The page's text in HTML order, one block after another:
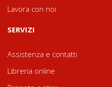
Lavora con noi
SERVIZI
Assistenza e contatti
Libreria online